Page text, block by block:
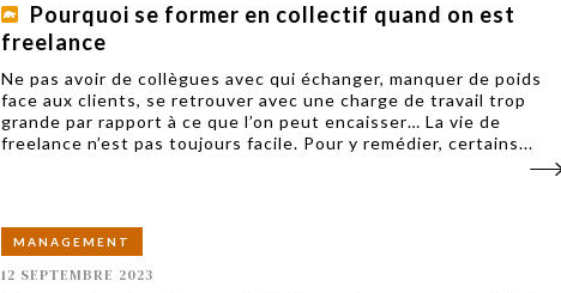
Pourquoi se former en collectif quand on est
freelance
Ne pas avoir de collègues avec qui échanger, manquer de poids
face aux clients, se retrouver avec une charge de travail trop
grande par rapport à ce que l’on peut encaisser… La vie de
freelance n’est pas toujours facile. Pour y remédier, certains...
MANAGEMENT
12 SEPTEMBRE 2023